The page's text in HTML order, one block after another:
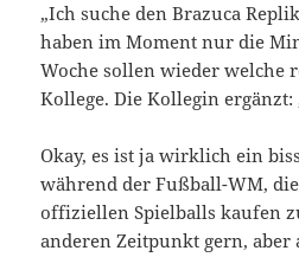
„Ich suche den Brazuca
haben im Moment nur die
Woche sollen wieder welche
Kollege. Die Kollegin
Okay, es ist ja wirklich ein
während der Fußball-WM,
offiziellen Spielballs kaufen
anderen Zeitpunkt gern, aber